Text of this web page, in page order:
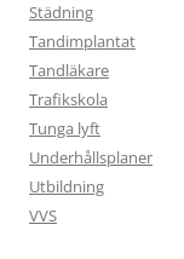
Städning
Tandimplantat
Tandläkare
Trafikskola
Tunga lyft
Underhållsplaner
Utbildning
VVS